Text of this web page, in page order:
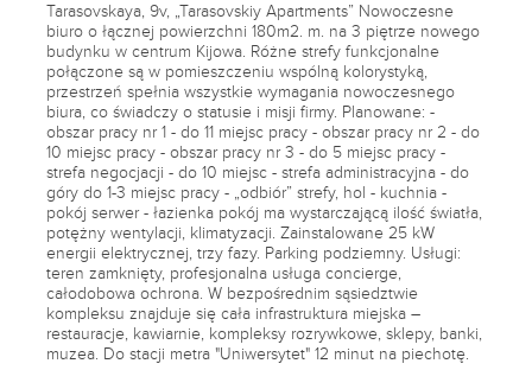
Tarasovskaya, 9v, „Tarasovskiy Apartments” Nowoczesne
biuro o łącznej powierzchni 180m2. m. na 3 piętrze nowego
budynku w centrum Kijowa. Różne strefy funkcjonalne
połączone są w pomieszczeniu wspólną kolorystyką,
przestrzeń spełnia wszystkie wymagania nowoczesnego
biura, co świadczy o statusie i misji firmy. Planowane: -
obszar pracy nr 1 - do 11 miejsc pracy - obszar pracy nr 2 - do
10 miejsc pracy - obszar pracy nr 3 - do 5 miejsc pracy -
strefa negocjacji - do 10 miejsc - strefa administracyjna - do
góry do 1-3 miejsc pracy - „odbiór” strefy, hol - kuchnia -
pokój serwer - łazienka pokój ma wystarczającą ilość światła,
potężny wentylacji, klimatyzacji. Zainstalowane 25 kW
energii elektrycznej, trzy fazy. Parking podziemny. Usługi:
teren zamknięty, profesjonalna usługa concierge,
całodobowa ochrona. W bezpośrednim sąsiedztwie
kompleksu znajduje się cała infrastruktura miejska –
restauracje, kawiarnie, kompleksy rozrywkowe, sklepy, banki,
muzea. Do stacji metra "Uniwersytet" 12 minut na piechotę.